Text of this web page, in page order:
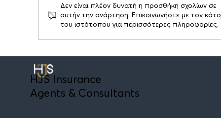
ΑΣΦΑΛΙΣΗ ΕΥΘΥΝΗΣ ΔΙΕΥΘΥΝΤΩΝ ΚΑΙ
Δεν είναι πλέον δυνατή η προσθήκη σχολίων σε
αυτήν την ανάρτηση. Επικοινωνήστε με τον
του ιστότοπου για περισσότερες πληροφορίες.
HJS Insurance
Agents & Consultants